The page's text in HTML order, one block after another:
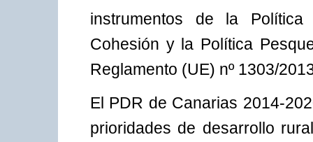
instrumentos de la
Cohesión y la Política
Reglamento (UE) nº 1303/
El PDR de Canarias 2014-
prioridades de desarrollo